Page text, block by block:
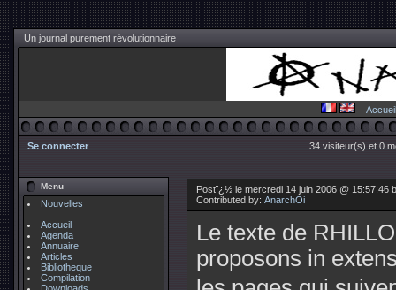
Un journal purement révolutionnaire
Accueil
Se connecter 34 visiteur(s) et 0
Menu
Nouvelles
Accueil
Agenda
Annuaire
Articles
Bibliotheque
Compilation
Postï¿½ le mercredi 14 juin 2006 @ 15:57:46
Contributed by: AnarchOi
Le texte de
proposons in